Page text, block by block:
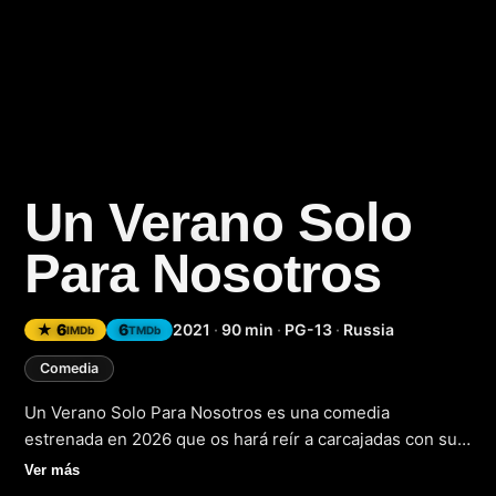
Un Verano Solo
Para Nosotros
★ 6IMDb 6TMDb 2021 · 90 min · PG-13 · Russia
Comedia
Un Verano Solo Para Nosotros es una comedia
estrenada en 2026 que os hará reír a carcajadas con su
historia divertida y sus personajes entrañables. La
Ver más